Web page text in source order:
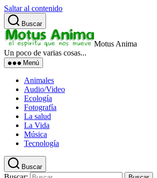
Saltar al contenido
Buscar
Motus Anima
Un poco de varias cosas...
Menú
Animales
Audio/Video
Ecología
Fotografía
La salud
La Vida
Música
Tecnología
Buscar